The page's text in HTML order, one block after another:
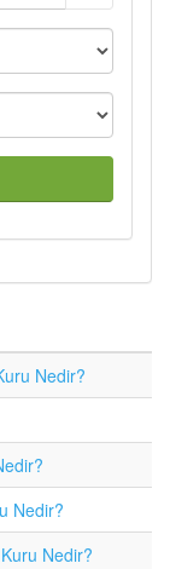
Nedir?
Nedir?
Nedir?